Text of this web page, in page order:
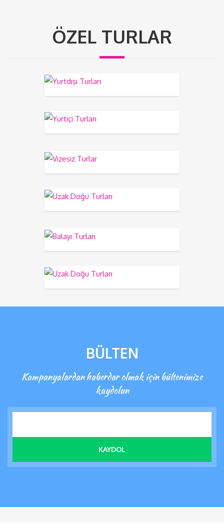
ÖZEL TURLAR
BÜLTEN
Kampanyalardan haberdar olmak için bültenimize
kaydolun
KAYDOL